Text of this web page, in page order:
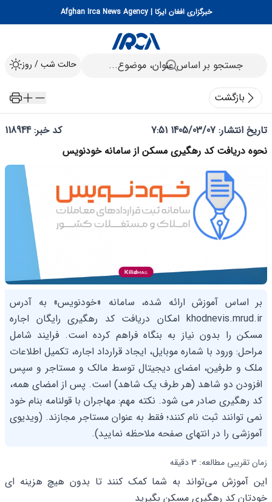
خبرگزاری افغان ایرکا | Afghan Irca News Agency
حالت شب / روز
بازگشت
تاریخ انتشار: 1405/03/07 7:51
کد خبر: 118944
نحوه دریافت کد رهگیری مسکن از سامانه خودنویس
بر اساس آموزش ارائه شده، سامانه «خودنویس» به آدرس
khodnevis.mrud.ir امکان دریافت کد رهگیری رایگان اجاره
مسکن را بدون نیاز به بنگاه فراهم کرده است. فرایند شامل
مراحل: ورود با شماره موبایل، ایجاد قرارداد اجاره، تکمیل اطلاعات
ملک و طرفین، امضای دیجیتال توسط مالک و مستاجر و سپس
افزودن دو شاهد (هر طرف یک شاهد) است. پس از امضای همه،
کد رهگیری صادر می شود. نکته مهم: مهاجران با قولنامه بنام خود
نمی توانند ثبت نام کنند؛ فقط به عنوان مستاجر مجازند. (ویدیوی
آموزشی را در انتهای صفحه ملاحظه نمایید).
زمان تقریبی مطالعه: 3 دقیقه
این آموزش می‌تواند به شما کمک کنند تا بدون هیچ هزینه ای
خودتان کد رهگیری مسکن بگیرید